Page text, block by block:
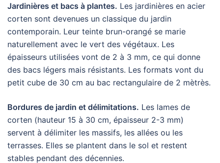
Jardinières et bacs à plantes. Les jardinières en acier
corten sont devenues un classique du jardin
contemporain. Leur teinte brun-orangé se marie
naturellement avec le vert des végétaux. Les
épaisseurs utilisées vont de 2 à 3 mm, ce qui donne
des bacs légers mais résistants. Les formats vont du
petit cube de 30 cm au bac rectangulaire de 2 mètrès.
Bordures de jardin et délimitations. Les lames de
corten (hauteur 15 à 30 cm, épaisseur 2-3 mm)
servent à délimiter les massifs, les allées ou les
terrasses. Elles se plantent dans le sol et restent
stables pendant des décennies.